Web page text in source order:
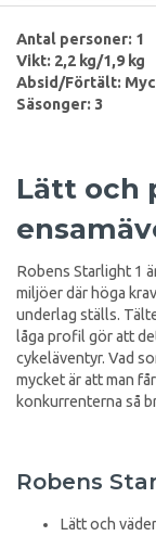
Antal personer: 1
Vikt: 2,2 kg/1,9 kg
Absid/Förtält:
Säsonger: 3
Lätt och
Robens Starlight 1
miljöer där höga
underlag ställs.
låga profil gör att
cykeläventyr. Vad
mycket är att man
konkurrenterna så
Robens
Lätt och